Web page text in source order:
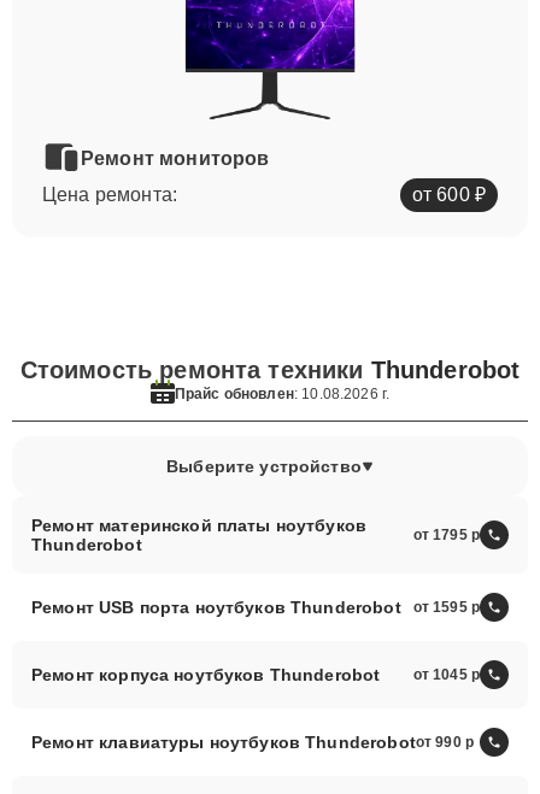
Ремонт мониторов
Цена ремонта:
от 600 ₽
Стоимость ремонта техники Thunderobot
Прайс обновлен: 10.08.2026 г.
Выберите устройство
Ремонт материнской платы ноутбуков
Thunderobot
от 1795
Ремонт USB порта ноутбуков Thunderobot от 1595
Ремонт корпуса ноутбуков Thunderobot от 1045
Ремонт клавиатуры ноутбуков Thunderobotот 990